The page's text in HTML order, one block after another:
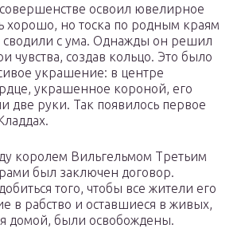
освоил ювелирное
хорошо, но тоска по родным краям
сводили с ума. Однажды он решил
чувства, создав кольцо. Это было
украшение: в центре
украшенное короной, его
две руки. Так появилось первое
королем Вильгельмом Третьим
был заключен договор.
того, чтобы все жители его
в рабство и оставшиеся в живых,
домой, были освобождены.